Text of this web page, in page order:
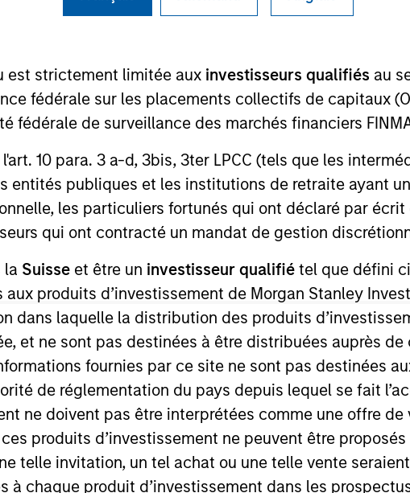
est strictement limitée aux investisseurs qualifiés au
fédérale sur les placements collectifs de capitaux
fédérale de surveillance des marchés financiers
10 para. 3 a-d, 3bis, 3ter LPCC (tels que les
entités publiques et les institutions de retraite ayant
les particuliers fortunés qui ont déclaré par
qui ont contracté un mandat de gestion
la Suisse et être un investisseur qualifié tel que défini
produits d’investissement de Morgan Stanley
dans laquelle la distribution des produits
et ne sont pas destinées à être distribuées auprès
fournies par ce site ne sont pas destinées
de réglementation du pays depuis lequel se fait
ne doivent pas être interprétées comme une offre
produits d’investissement ne peuvent être
telle invitation, un tel achat ou une telle vente
à chaque produit d’investissement dans les
Team Portfolio
Value makes opportunistic private, long-
across all asset classes and across the
capital with the flexibility to invest across
market environments. We seek to build a
usual rigid alternative investment mandates.